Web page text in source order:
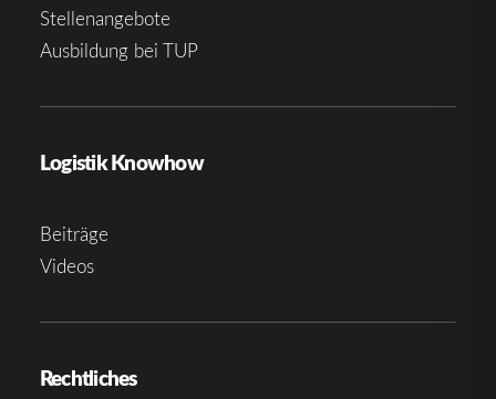
Stellenangebote
Ausbildung bei TUP
Logistik Knowhow
Beiträge
Videos
Rechtliches